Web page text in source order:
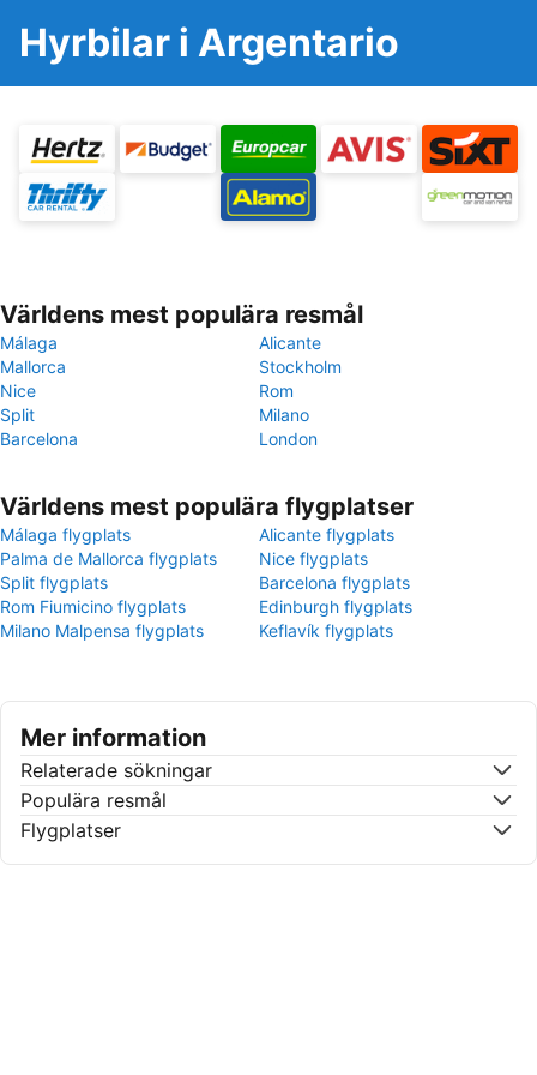
Hyrbilar i Argentario
Världens mest populära resmål
Málaga
Alicante
Mallorca
Stockholm
Nice
Rom
Split
Milano
Barcelona
London
Världens mest populära flygplatser
Málaga flygplats
Alicante flygplats
Palma de Mallorca flygplats
Nice flygplats
Split flygplats
Barcelona flygplats
Rom Fiumicino flygplats
Edinburgh flygplats
Milano Malpensa flygplats
Keflavík flygplats
Mer information
Relaterade sökningar
Populära resmål
Flygplatser